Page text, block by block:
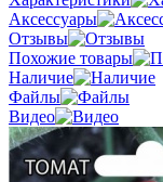
Аксессуары
Отзывы
Похожие товары
Наличие
Файлы
Видео